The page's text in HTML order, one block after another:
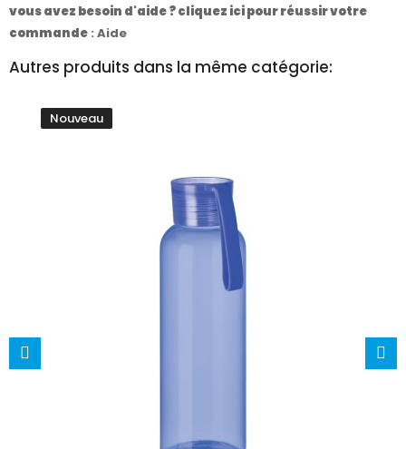
vous avez besoin d'aide ? cliquez ici pour réussir votre
commande : Aide
Autres produits dans la même catégorie:
Nouveau